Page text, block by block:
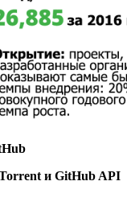
и GitHub API